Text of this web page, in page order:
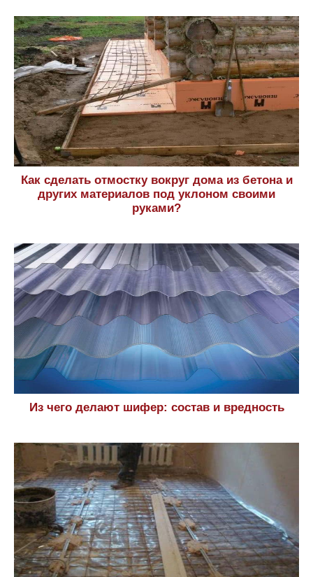
Как сделать отмостку вокруг дома из бетона и
других материалов под уклоном своими
руками?
Из чего делают шифер: состав и вредность